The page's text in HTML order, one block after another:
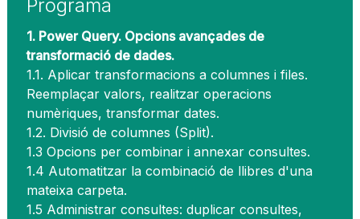
Programa
1. Power Query. Opcions avançades de
transformació de dades.
1.1. Aplicar transformacions a columnes i files.
Reemplaçar valors, realitzar operacions
numèriques, transformar dates.
1.2. Divisió de columnes (Split).
1.3 Opcions per combinar i annexar consultes.
1.4 Automatitzar la combinació de llibres d'una
mateixa carpeta.
1.5 Administrar consultes: duplicar consultes,